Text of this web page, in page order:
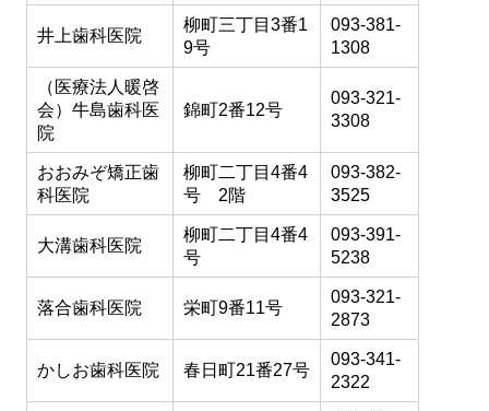
井上歯科医院
柳町三丁目3番1
9号
093-381-
1308
（医療法人暖啓
会）牛島歯科医
院
錦町2番12号
093-321-
3308
おおみぞ矯正歯
科医院
柳町二丁目4番4
号 2階
093-382-
3525
大溝歯科医院
柳町二丁目4番4
号
093-391-
5238
落合歯科医院 栄町9番11号
093-321-
2873
かしお歯科医院 春日町21番27号
093-341-
2322